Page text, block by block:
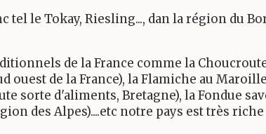
tel le Tokay, Riesling..., dan la région du
de la France comme la
ouest de la France), la Flamiche au
sorte d'aliments, Bretagne), la Fondue
des Alpes)....etc notre pays est très